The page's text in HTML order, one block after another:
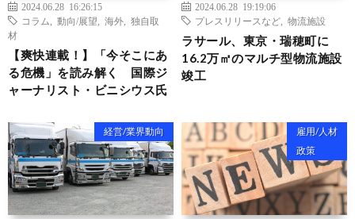
2024.06.28 16:26:15
コラム
動向/展望 海外
独自取
材
【爽快連載！】「今そこにあ
る危機」を読み解く 国際ジ
ャーナリスト・ビニシウス氏
2024.06.28 19:19:06
プレスリリースなど
物流施設
ラサール、東京・瑞穂町に
16.2万㎡のマルチ型物流施設
竣工
経営/業界動向
雇用/人材
政策